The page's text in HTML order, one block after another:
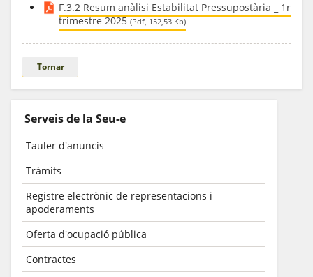
Serveis de la Seu-e
Tauler d'anuncis
Tràmits
Registre electrònic de representacions i
apoderaments
Oferta d'ocupació pública
Contractes
F.3.2 Resum anàlisi Estabilitat Pressupostària _ 1r
trimestre 2025(Pdf, 152,53 Kb)
Tornar